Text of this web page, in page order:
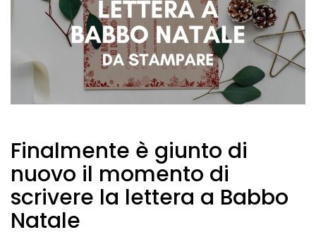
Finalmente è giunto di
nuovo il momento di
scrivere la lettera a Babbo
Natale